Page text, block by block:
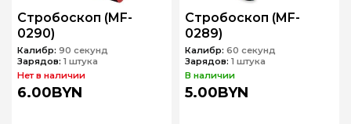
Стробоскоп (MF-
0290)
Калибр: 90 секунд
Зарядов: 1 штука
Нет в наличии
6.00BYN
Стробоскоп (MF-
0289)
Калибр: 60 секунд
Зарядов: 1 штука
В наличии
5.00BYN